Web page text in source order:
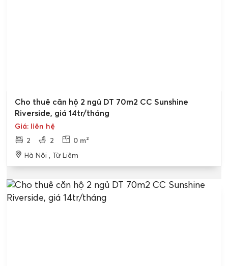
Cho thuê căn hộ 2 ngủ DT 70m2 CC Sunshine
Riverside, giá 14tr/tháng
Giá: liên hệ
2
2 0 m²
Hà Nội , Từ Liêm